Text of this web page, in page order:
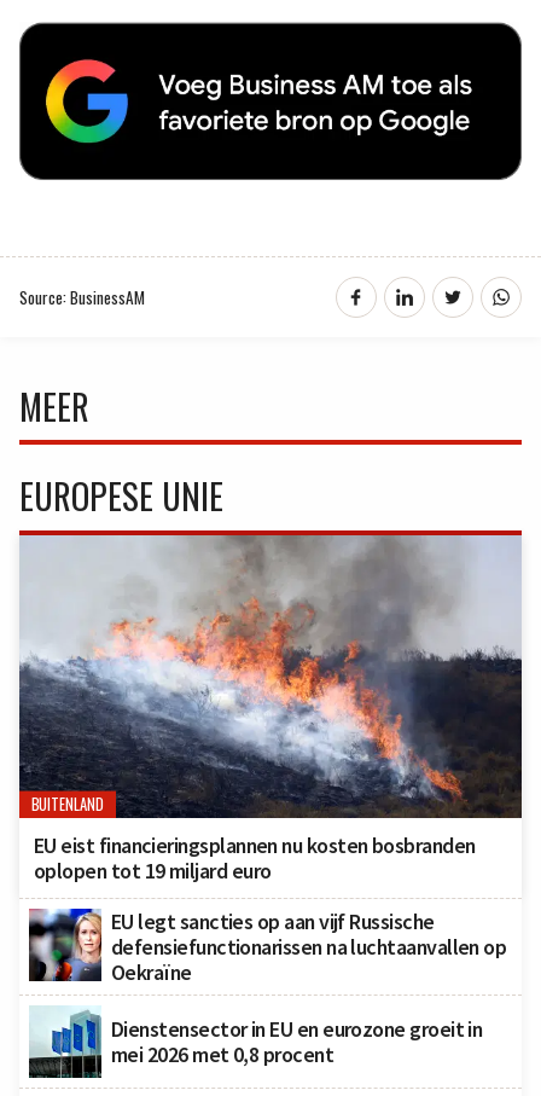
Source: BusinessAM
MEER
EUROPESE UNIE
BUITENLAND
EU eist financieringsplannen nu kosten bosbranden
oplopen tot 19 miljard euro
EU legt sancties op aan vijf Russische
defensiefunctionarissen na luchtaanvallen op
Oekraïne
Dienstensector in EU en eurozone groeit in
mei 2026 met 0,8 procent